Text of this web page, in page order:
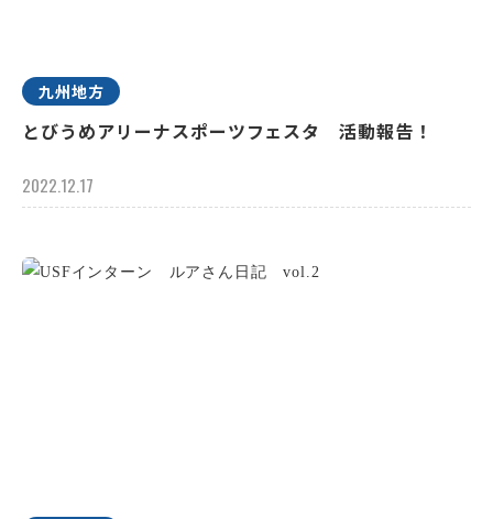
九州地方
とびうめアリーナスポーツフェスタ 活動報告！
2022.12.17